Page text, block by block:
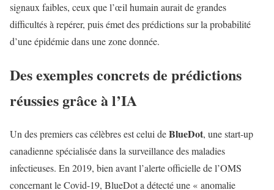
signaux faibles, ceux que l’œil humain aurait de grandes
difficultés à repérer, puis émet des prédictions sur la probabilité
d’une épidémie dans une zone donnée.
Des exemples concrets de prédictions
réussies grâce à l’IA
Un des premiers cas célèbres est celui deBlueDot, une start-up
canadienne spécialisée dans la surveillance des maladies
infectieuses. En 2019, bien avant l’alerte officielle de l’OMS
concernant le Covid-19, BlueDot a détecté une « anomalie